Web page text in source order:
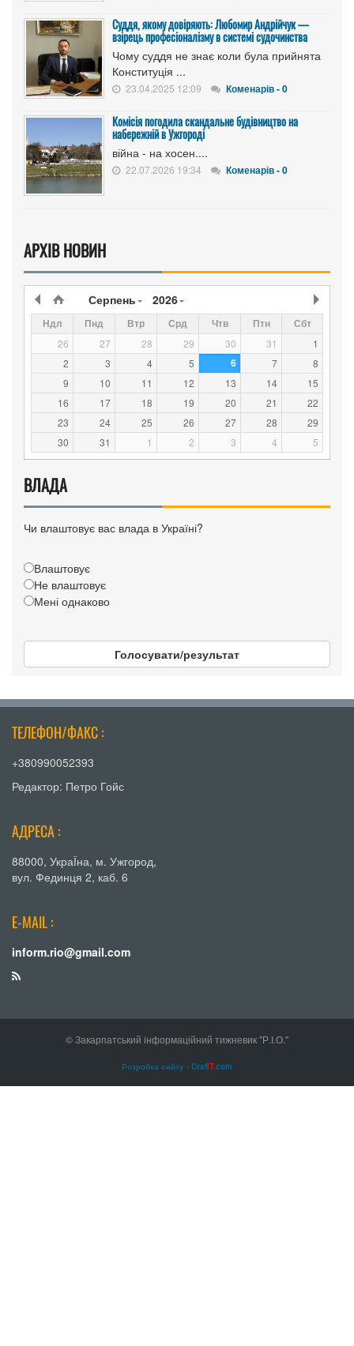
Суддя, якому довіряють: Любомир Андрійчук —
взірець професіоналізму в системі судочинства
Чому суддя не знає коли була прийнята
Конституція ...
23.04.2025 12:09 Коменарів - 0
Комісія погодила скандальне будівництво на
набережній в Ужгороді
війна - на хосен....
22.07.2026 19:34 Коменарів - 0
АРХІВ НОВИН
Серпень 2026
Ндл Пнд Втр Срд Чтв Птн Сбт
26 27 28 29 30 31
1
2
3 4 5 6 7
8
9
10 11 12 13 14
15
16
17 18 19 20 21
22
23
24 25 26 27 28
29
30
31 1 2 3 4 5
ВЛАДА
Чи влаштовує вас влада в Україні?
Влаштовує
Не влаштовує
Мені однаково
Голосувати/результат
ТЕЛЕФОН/ФАКС :
+380990052393
Редактор: Петро Гойс
АДРЕСА :
88000, УкраЇна, м. Ужгород,
вул. Фединця 2, каб. 6
E-MAIL :
inform.rio@gmail.com
© Закарпатський інформаційний тижневик "Р.І.О."
Розробка сайту - CrafIT.com